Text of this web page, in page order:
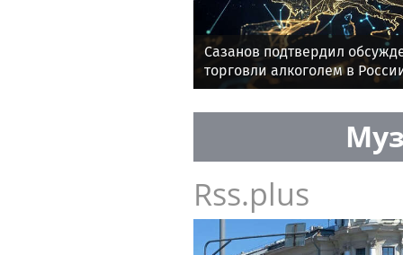
Сазанов подтвердил
торговли алкоголем в
Rss.plus